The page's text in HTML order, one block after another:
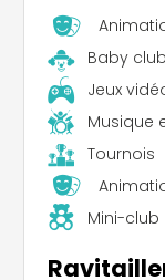
Baby club
Jeux
Musique
Tournois
Mini-club